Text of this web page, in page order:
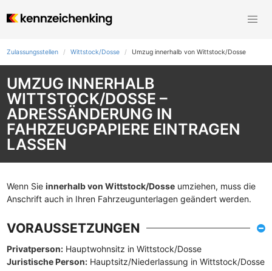
Zulassungsstellen Wittstock/Dosse Umzug innerhalb von Wittstock/Dosse
UMZUG INNERHALB
WITTSTOCK/DOSSE –
ADRESSÄNDERUNG IN
FAHRZEUGPAPIERE EINTRAGEN
LASSEN
Wenn Sie innerhalb von Wittstock/Dosse umziehen, muss die
Anschrift auch in Ihren Fahrzeugunterlagen geändert werden.
VORAUSSETZUNGEN
Privatperson: Hauptwohnsitz in Wittstock/Dosse
Juristische Person: Hauptsitz/Niederlassung in Wittstock/Dosse